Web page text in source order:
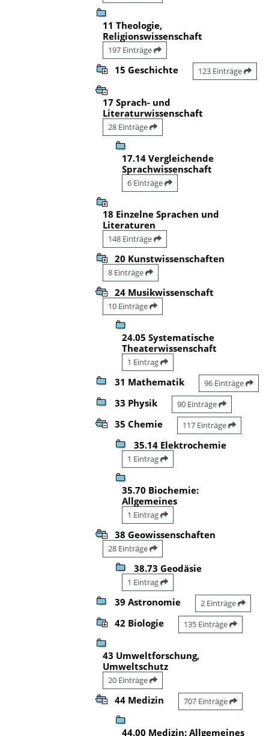
11 Theologie,
Religionswissenschaft
197 Einträge
15 Geschichte 123 Einträge
17 Sprach- und
Literaturwissenschaft
28 Einträge
17.14 Vergleichende
Sprachwissenschaft
6 Einträge
18 Einzelne Sprachen und
Literaturen
148 Einträge
20 Kunstwissenschaften
8 Einträge
24 Musikwissenschaft
10 Einträge
24.05 Systematische
Theaterwissenschaft
1 Eintrag
31 Mathematik 96 Einträge
33 Physik 90 Einträge
35 Chemie 117 Einträge
35.14 Elektrochemie
1 Eintrag
35.70 Biochemie:
Allgemeines
1 Eintrag
38 Geowissenschaften
28 Einträge
38.73 Geodäsie
1 Eintrag
39 Astronomie 2 Einträge
42 Biologie 135 Einträge
43 Umweltforschung,
Umweltschutz
20 Einträge
44 Medizin 707 Einträge
44.00 Medizin: Allgemeines